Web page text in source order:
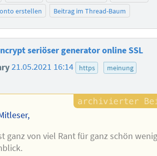
erstellen
Beitrag im Thread-Baum
seriöser generator online SSL
21.05.2021 16:14 https meinung
ganz von viel Rant für ganz schön